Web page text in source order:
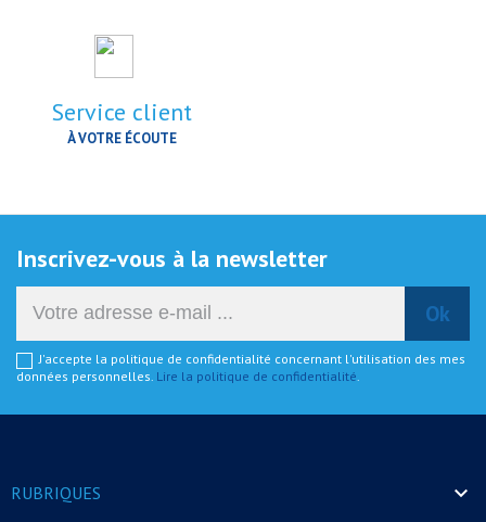
Service client
À VOTRE ÉCOUTE
Inscrivez-vous à la newsletter
J'accepte la politique de confidentialité concernant l'utilisation des mes
données personnelles. Lire la politique de confidentialité
RUBRIQUES 